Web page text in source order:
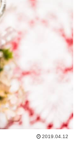
2019.04.12